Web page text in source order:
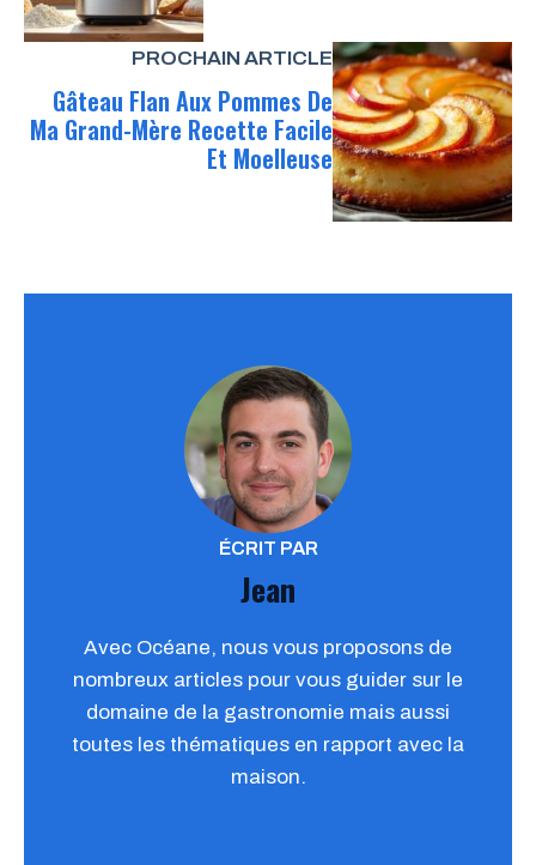
PROCHAIN ARTICLE
Gâteau Flan Aux Pommes De
Ma Grand-Mère Recette Facile
Et Moelleuse
ÉCRIT PAR
Jean
Avec Océane, nous vous proposons de
nombreux articles pour vous guider sur le
domaine de la gastronomie mais aussi
toutes les thématiques en rapport avec la
maison.